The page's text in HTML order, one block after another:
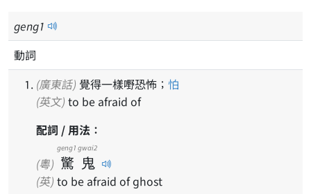
geng1
動詞
(廣東話) 覺得一樣嘢恐怖； 怕
(英文) to be afraid of
配詞 / 用法：
(粵) 驚
geng1
鬼
gwai2
(英) to be afraid of ghost